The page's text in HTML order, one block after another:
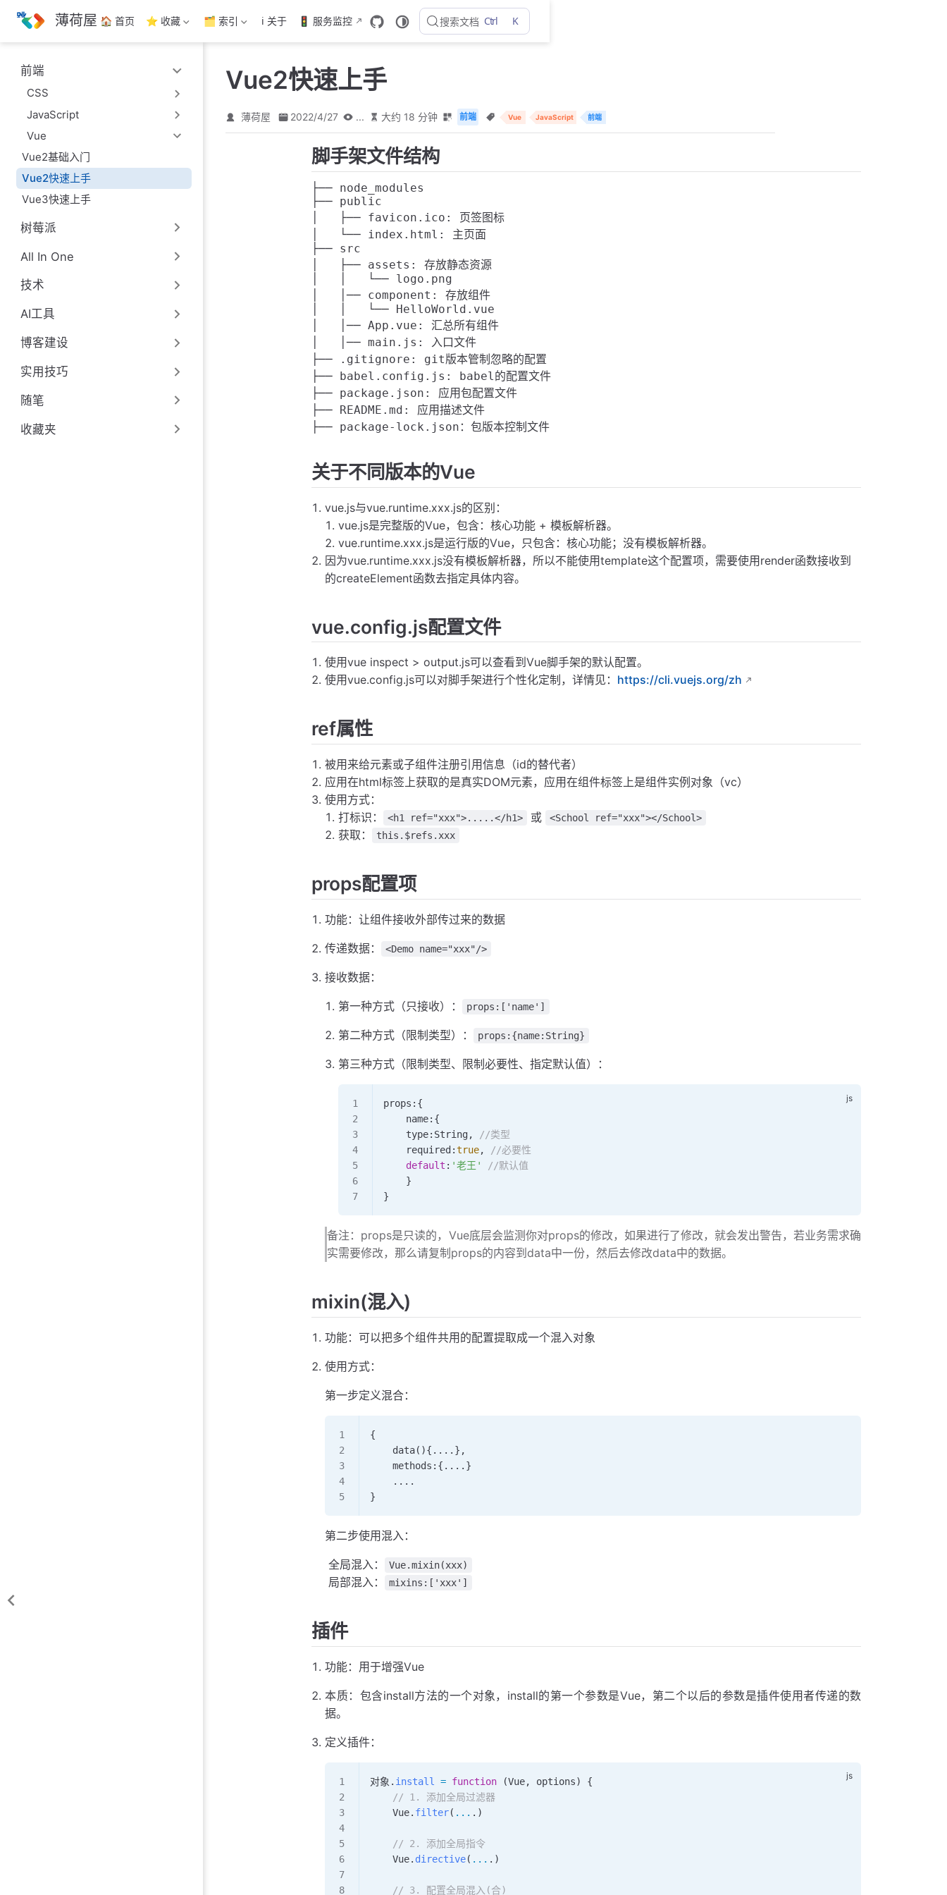
跳
主
要
內
薄荷屋 🏠 首页 ⭐ 收藏 🗂️ 索引 ℹ️ 关于 🚦 服务监控 搜索文档 Ctrl K
前端
CSS
JavaScript
Vue
Vue2基础入门
Vue2快速上手
Vue3快速上手
树莓派
All In One
技术
AI工具
博客建设
实用技巧
随笔
收藏夹
Vue2快速上手
薄荷屋 2022/4/27 ... 大约 18 分钟 前端 Vue JavaScript 前端
脚手架文件结构
├── node_modules
├── public
│   ├── favicon.ico: 页签图标
│   └── index.html: 主页面
├── src
│   ├── assets: 存放静态资源
│   │   └── logo.png
│   │── component: 存放组件
│   │   └── HelloWorld.vue
│   │── App.vue: 汇总所有组件
│   │── main.js: 入口文件
├── .gitignore: git版本管制忽略的配置
├── babel.config.js: babel的配置文件
├── package.json: 应用包配置文件
├── README.md: 应用描述文件
关于不同版本的Vue
vue.js与vue.runtime.xxx.js的区别：
vue.js是完整版的Vue，包含：核心功能 + 模板解析器。
vue.runtime.xxx.js是运行版的Vue，只包含：核心功能；没有模板解析器。
因为vue.runtime.xxx.js没有模板解析器，所以不能使用template这个配置项，需要使用render函数接收到
的createElement函数去指定具体内容。
vue.config.js配置文件
使用vue inspect > output.js可以查看到Vue脚手架的默认配置。
使用vue.config.js可以对脚手架进行个性化定制，详情见： https://cli.vuejs.org/zh
ref属性
被用来给元素或子组件注册引用信息（id的替代者）
应用在html标签上获取的是真实DOM元素，应用在组件标签上是组件实例对象（vc）
使用方式：
打标识：
<h1 ref="xxx">.....</h1> 或 <School ref="xxx"></School>
获取： this.$refs.xxx
props配置项
功能：让组件接收外部传过来的数据
传递数据： <Demo name="xxx"/>
接收数据：
第一种方式（只接收）： props:['name']
第二种方式（限制类型）： props:{name:String}
第三种方式（限制类型、限制必要性、指定默认值）：
props :{
	name
:{
	type
: String,
//类型
	required
:true,
//必要性
	default
: '老王'
//默认值
	}
}
备注：props是只读的，Vue底层会监测你对props的修改，如果进行了修改，就会发出警告，若业务需求确
实需要修改，那么请复制props的内容到data中一份，然后去修改data中的数据。
mixin(混入)
功能：可以把多个组件共用的配置提取成一个混入对象
使用方式：
第一步定义混合：
{
    data(){....},
    methods:{....}
    ....
}
第二步使用混入：
​ 全局混入： Vue.mixin(xxx)
​ 局部混入： mixins:['xxx']
插件
功能：用于增强Vue
本质：包含install方法的一个对象，install的第一个参数是Vue，第二个以后的参数是插件使用者传递的数
据。
定义插件：
对象 . install = function (Vue, options) {
    // 1. 添加全局过滤器
    Vue
. filter( ... .)
    // 2. 添加全局指令
    Vue
. directive( ... .)
    // 3. 配置全局混入(合)